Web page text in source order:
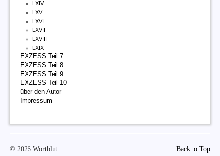
LXIV
LXV
LXVI
LXVII
LXVIII
LXIX
EXZESS Teil 7
EXZESS Teil 8
EXZESS Teil 9
EXZESS Teil 10
über den Autor
Impressum
Back to Top
© 2026 Wortblut